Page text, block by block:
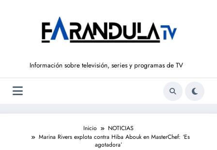
Información sobre televisión, series y programas de TV
Inicio
NOTICIAS
Marina Rivers explota contra Hiba Abouk en MasterChef: ‘Es
agotadora’